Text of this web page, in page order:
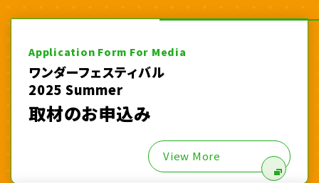
Application Form For Media
ワンダーフェスティバル
2025 Summer
取材のお申込み
View More